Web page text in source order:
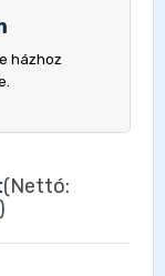
házhoz
(Nettó:
)